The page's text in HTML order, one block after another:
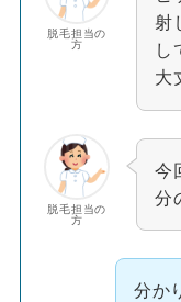
脱毛担当の
方
射
し
大
脱毛担当の
方
今
分
分か